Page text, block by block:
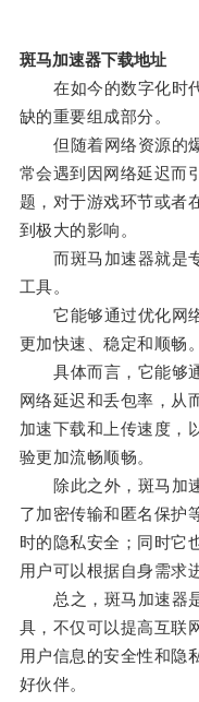
斑马加速器下载地址
在如今的数字化时代
缺的重要组成部分。
但随着网络资源的爆
常会遇到因网络延迟而
题，对于游戏环节或者
到极大的影响。
而斑马加速器就是专
工具。
它能够通过优化网络
更加快速、稳定和顺畅。
具体而言，它能够通
网络延迟和丢包率，从
加速下载和上传速度，
验更加流畅顺畅。
除此之外，斑马加速
了加密传输和匿名保护
时的隐私安全；同时它
用户可以根据自身需求
总之，斑马加速器是
具，不仅可以提高互联
用户信息的安全性和隐
好伙伴。